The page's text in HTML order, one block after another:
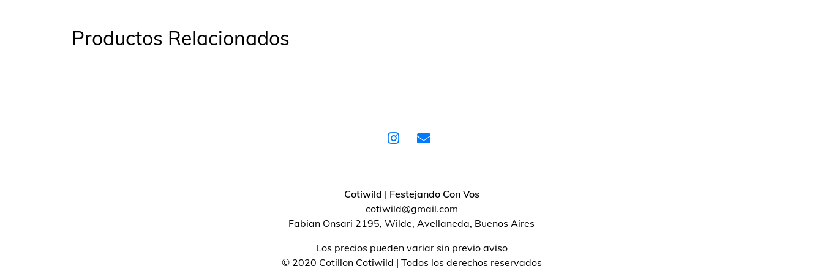
Productos Relacionados
Cotiwild | Festejando Con Vos
cotiwild@gmail.com
Fabian Onsari 2195, Wilde, Avellaneda, Buenos Aires
Los precios pueden variar sin previo aviso
© 2020 Cotillon Cotiwild | Todos los derechos reservados